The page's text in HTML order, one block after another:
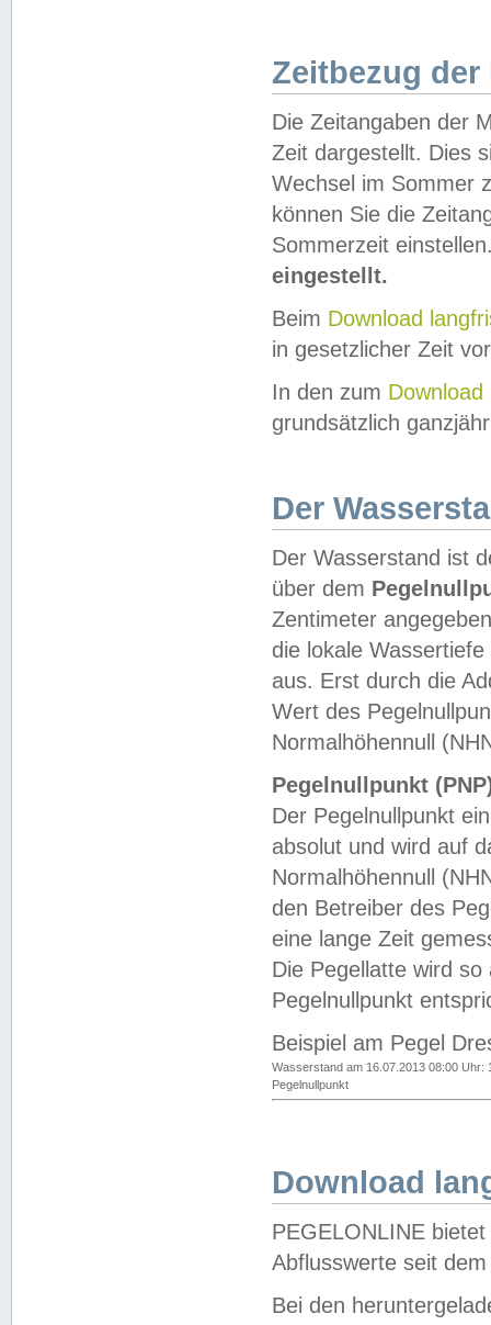
Zeitbezug der
Die Zeitangaben der
Zeit dargestellt. Dies
Wechsel im Sommer
können Sie die
Sommerzeit
eingestellt.
Beim Download
in gesetzlicher Zeit
In den zum Download
grundsätzlich
Der
Der Wasserstand ist
über dem
Zentimeter
die lokale
aus. Erst durch die
Wert des
Normalhöhennull
Pegelnullpunkt
Der Pegelnullpunkt
absolut und wird auf
Normalhöhennull
den Betreiber des
eine lange Zeit
Die Pegellatte wird
Pegelnullpunkt
Beispiel am Pegel
Wasserstand am 16.07.2013 08:00 Uhr:
Pegelnullpunkt
Download
PEGELONLINE
Abflusswerte seit
Bei den